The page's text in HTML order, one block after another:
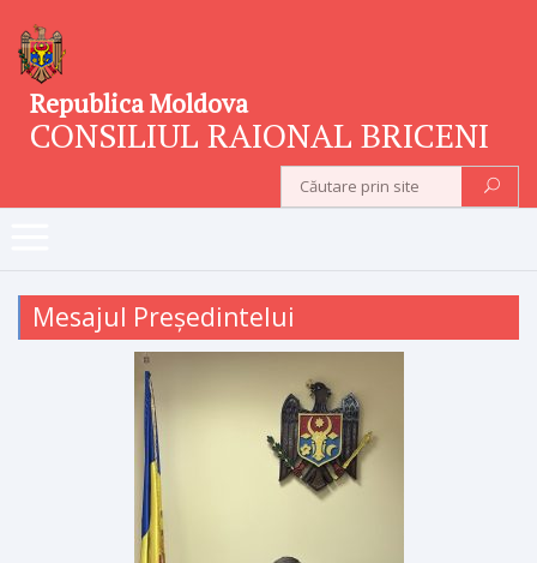
Republica Moldova
CONSILIUL RAIONAL BRICENI
Mesajul Președintelui